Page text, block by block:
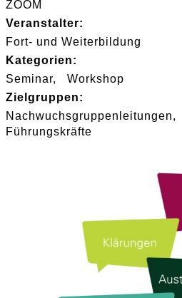
ZOOM
Veranstalter:
Fort- und Weiterbildung
Kategorien:
Seminar
Workshop
Zielgruppen:
Nachwuchsgruppenleitungen
Führungskräfte